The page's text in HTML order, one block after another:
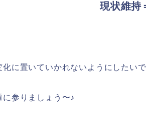
現状維持
に置いていかれないようにしたいで
に参りましょう〜♪